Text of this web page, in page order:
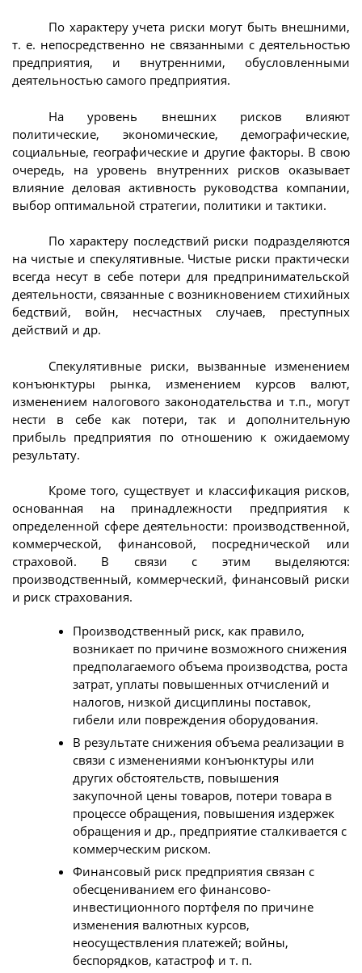
По характеру учета риски могут быть внешними,
т. е. непосредственно не связанными с деятельностью
предприятия, и внутренними, обусловленными
деятельностью самого предприятия.
На уровень внешних рисков влияют
политические, экономические, демографические,
социальные, географические и другие факторы. В свою
очередь, на уровень внутренних рисков оказывает
влияние деловая активность руководства компании,
выбор оптимальной стратегии, политики и тактики.
По характеру последствий риски подразделяются
на чистые и спекулятивные. Чистые риски практически
всегда несут в себе потери для предпринимательской
деятельности, связанные с возникновением стихийных
бедствий, войн, несчастных случаев, преступных
действий и др.
Спекулятивные риски, вызванные изменением
конъюнктуры рынка, изменением курсов валют,
изменением налогового законодательства и т.п., могут
нести в себе как потери, так и дополнительную
прибыль предприятия по отношению к ожидаемому
результату.
Кроме того, существует и классификация рисков,
основанная на принадлежности предприятия к
определенной сфере деятельности: производственной,
коммерческой, финансовой, посреднической или
страховой. В связи с этим выделяются:
производственный, коммерческий, финансовый риски
и риск страхования.
Производственный риск, как правило,
возникает по причине возможного снижения
предполагаемого объема производства, роста
затрат, уплаты повышенных отчислений и
налогов, низкой дисциплины поставок,
гибели или повреждения оборудования.
В результате снижения объема реализации в
связи с изменениями конъюнктуры или
других обстоятельств, повышения
закупочной цены товаров, потери товара в
процессе обращения, повышения издержек
обращения и др., предприятие сталкивается с
коммерческим риском.
Финансовый риск предприятия связан с
обесцениванием его финансово-
инвестиционного портфеля по причине
изменения валютных курсов,
неосуществления платежей; войны,
беспорядков, катастроф и т. п.